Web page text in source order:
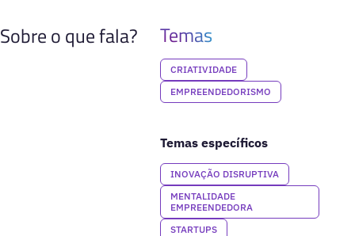
Sobre o que fala? Temas
CRIATIVIDADE
EMPREENDEDORISMO
Temas específicos
INOVAÇÃO DISRUPTIVA
MENTALIDADE
EMPREENDEDORA
STARTUPS